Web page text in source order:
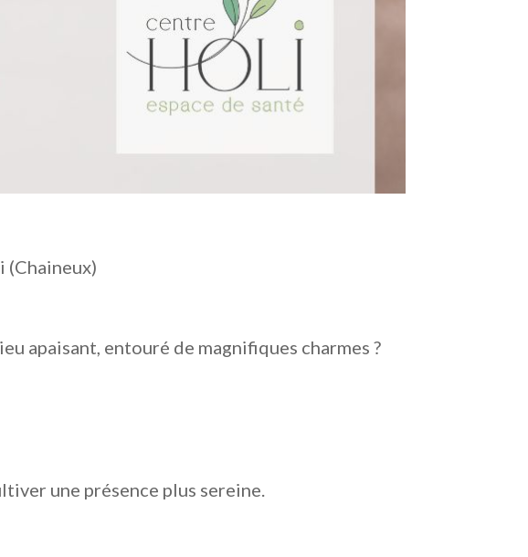
(Chaineux)
apaisant, entouré de magnifiques charmes ?
une présence plus sereine.